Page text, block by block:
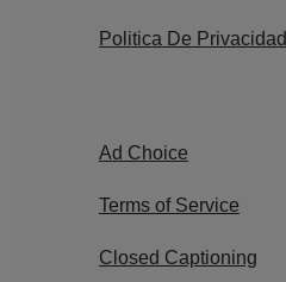
Politica De Privacidad
Ad Choice
Terms of Service
Closed Captioning